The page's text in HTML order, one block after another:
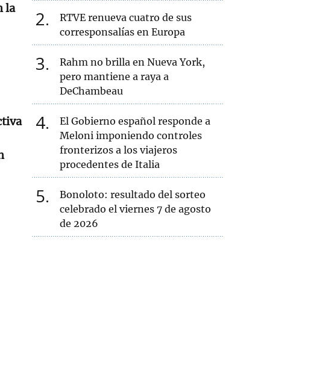
la
2
RTVE renueva cuatro de sus
corresponsalías en Europa
3
Rahm no brilla en Nueva York,
pero mantiene a raya a
DeChambeau
4
El Gobierno español responde a
Meloni imponiendo controles
fronterizos a los viajeros
procedentes de Italia
5
Bonoloto: resultado del sorteo
celebrado el viernes 7 de agosto
de 2026